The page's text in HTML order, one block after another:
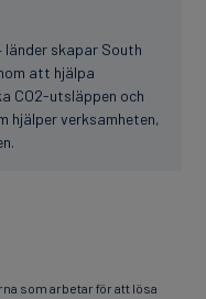
länder skapar South
att hjälpa
CO2-utsläppen och
hjälper verksamheten,
som arbetar för att lösa